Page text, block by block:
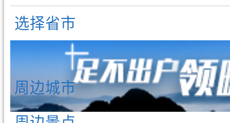
选择省市
周边城市